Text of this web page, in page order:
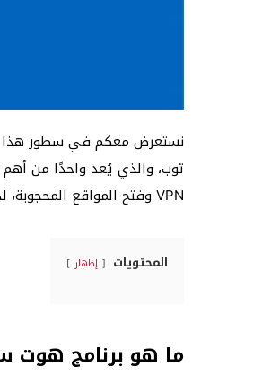
نستعرض معكم في سطور هذا
توب، والذي يُعد واحدًا من أهم
VPN وفتح المواقع المحجوبة، لذا ننصحكم بمتابعة فقراتنا التالية إلى النهاية لتحقيق أكبر قدر من الاستفادة.
المحتويات إظهار
ما هو برنامج هوت